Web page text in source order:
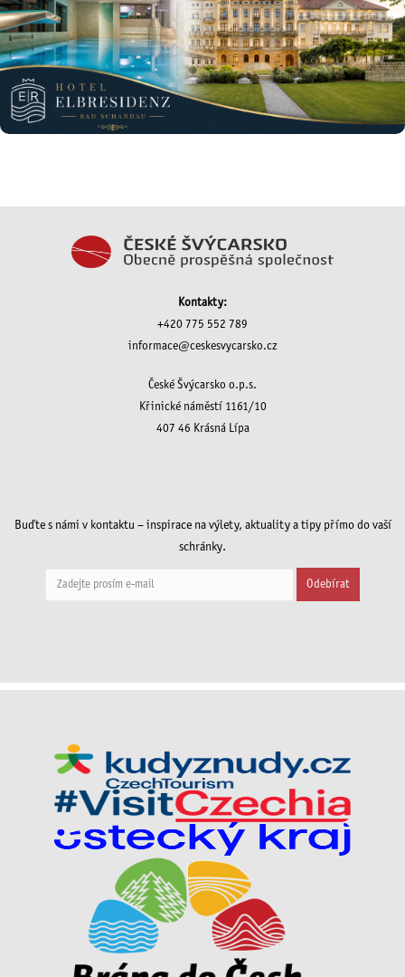
Kontakty:
+420 775 552 789
informace@ceskesvycarsko.cz
České Švýcarsko o.p.s.
Křinické náměstí 1161/10
407 46 Krásná Lípa
Buďte s námi v kontaktu – inspirace na výlety, aktuality a tipy přímo do vaší
schránky.
Odebírat